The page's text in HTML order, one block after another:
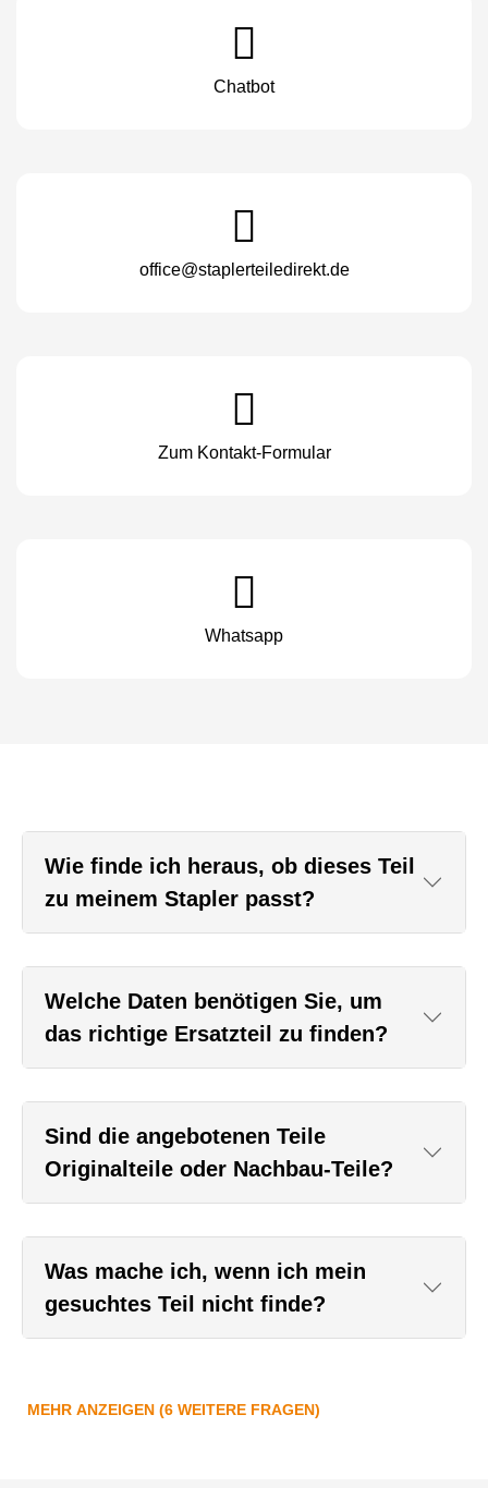
Chatbot
office@staplerteiledirekt.de
Zum Kontakt-Formular
Whatsapp
Wie finde ich heraus, ob dieses Teil
zu meinem Stapler passt?
Welche Daten benötigen Sie, um
das richtige Ersatzteil zu finden?
Sind die angebotenen Teile
Originalteile oder Nachbau-Teile?
Was mache ich, wenn ich mein
gesuchtes Teil nicht finde?
MEHR ANZEIGEN (6 WEITERE FRAGEN)